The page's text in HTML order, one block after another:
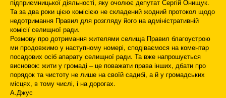
підприємницької діяльності, яку очолює депутат Сергій Онищук.
Та за два роки цією комісією не складений жодний протокол щодо
недотримання Правил для розгляду його на адміністративній
комісії селищної ради.
Розмову про дотримання жителями селища Правил благоустрою
ми продовжимо у наступному номері, сподіваємося на коментар
посадових осіб апарату селищної ради. Та вже напрошується
висновок: жити у громаді – це поважати права інших, дбати про
порядок та чистоту не лише на своїй садибі, а й у громадських
місцях, в тому числі, і на дорогах.
А.Джус